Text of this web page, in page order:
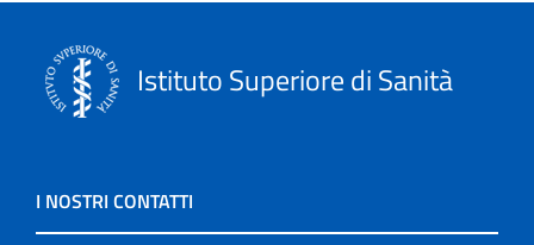
Istituto Superiore di Sanità
I NOSTRI CONTATTI